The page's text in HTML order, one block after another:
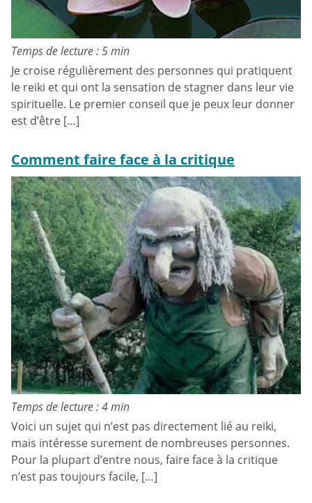
Temps de lecture : 5 min
Je croise régulièrement des personnes qui pratiquent
le reiki et qui ont la sensation de stagner dans leur vie
spirituelle. Le premier conseil que je peux leur donner
est d’être […]
Comment faire face à la critique
Temps de lecture : 4 min
Voici un sujet qui n’est pas directement lié au reiki,
mais intéresse surement de nombreuses personnes.
Pour la plupart d’entre nous, faire face à la critique
n’est pas toujours facile, […]